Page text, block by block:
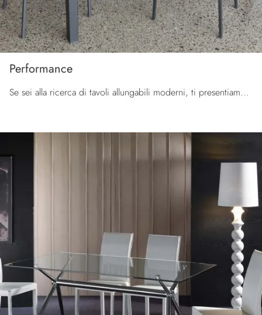
Performance
Se sei alla ricerca di tavoli allungabili moderni, ti presentiamo il modello da cucina in laminato Performance dell'azienda La Seggiola.